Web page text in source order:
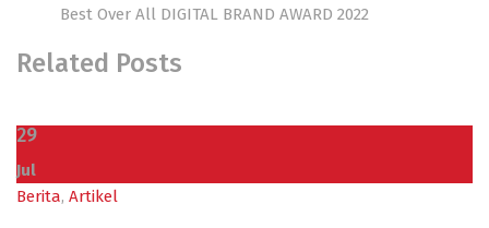
Best Over All DIGITAL BRAND AWARD 2022
Related Posts
29
Jul
Berita, Artikel